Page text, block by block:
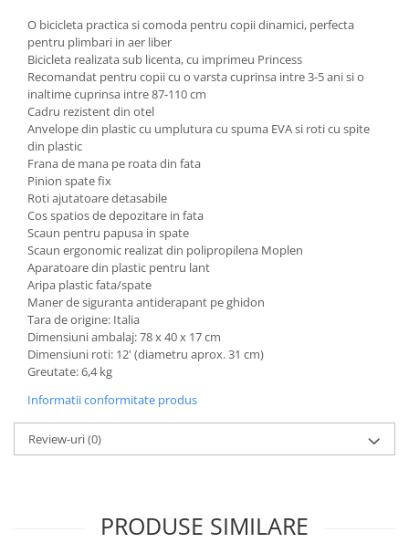
O bicicleta practica si comoda pentru copii dinamici, perfecta
pentru plimbari in aer liber
Bicicleta realizata sub licenta, cu imprimeu Princess
Recomandat pentru copii cu o varsta cuprinsa intre 3-5 ani si o
inaltime cuprinsa intre 87-110 cm
Cadru rezistent din otel
Anvelope din plastic cu umplutura cu spuma EVA si roti cu spite
din plastic
Frana de mana pe roata din fata
Pinion spate fix
Roti ajutatoare detasabile
Cos spatios de depozitare in fata
Scaun pentru papusa in spate
Scaun ergonomic realizat din polipropilena Moplen
Aparatoare din plastic pentru lant
Aripa plastic fata/spate
Maner de siguranta antiderapant pe ghidon
Tara de origine: Italia
Dimensiuni ambalaj: 78 x 40 x 17 cm
Dimensiuni roti: 12' (diametru aprox. 31 cm)
Greutate: 6,4 kg
Informatii conformitate produs
Review-uri(0)
PRODUSE SIMILARE